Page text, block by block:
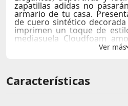
zapatillas adidas no
armario de tu casa.
de cuero sintético
imprimen un toque de
mediasuela Cloudfoam
forro suave sujeta y
tus amigos, el legado de
propia.
Características